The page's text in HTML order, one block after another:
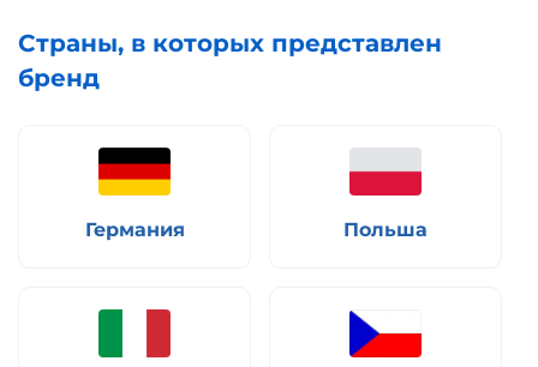
Страны, в которых представлен
бренд
Германия Польша